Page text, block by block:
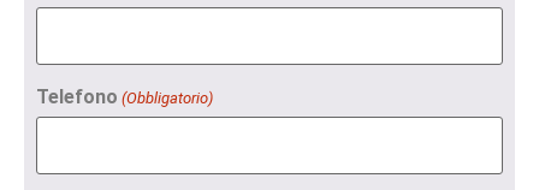
Telefono (Obbligatorio)